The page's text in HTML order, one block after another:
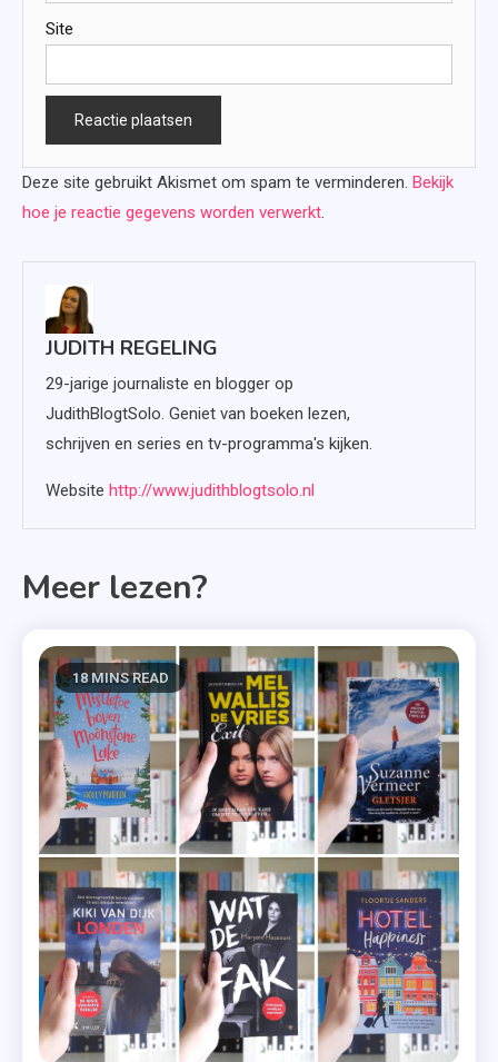
Site
Deze site gebruikt Akismet om spam te verminderen. Bekijk
hoe je reactie gegevens worden verwerkt.
JUDITH REGELING
29-jarige journaliste en blogger op
JudithBlogtSolo. Geniet van boeken lezen,
schrijven en series en tv-programma's kijken.
Website http://www.judithblogtsolo.nl
Meer lezen?
18 MINS READ